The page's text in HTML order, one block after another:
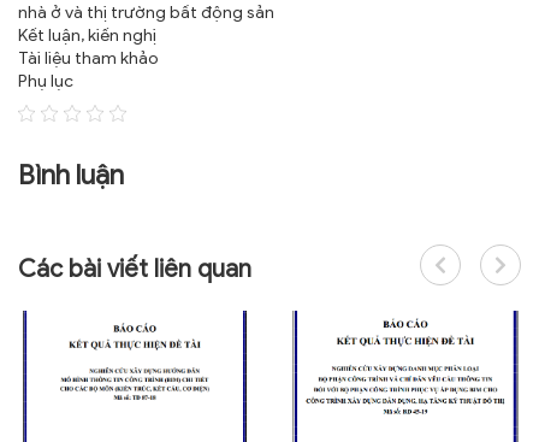
nhà ở và thị trường bất động sản
Kết luận, kiến nghị
Tài liệu tham khảo
Phụ lục
Bình luận
Các bài viết liên quan